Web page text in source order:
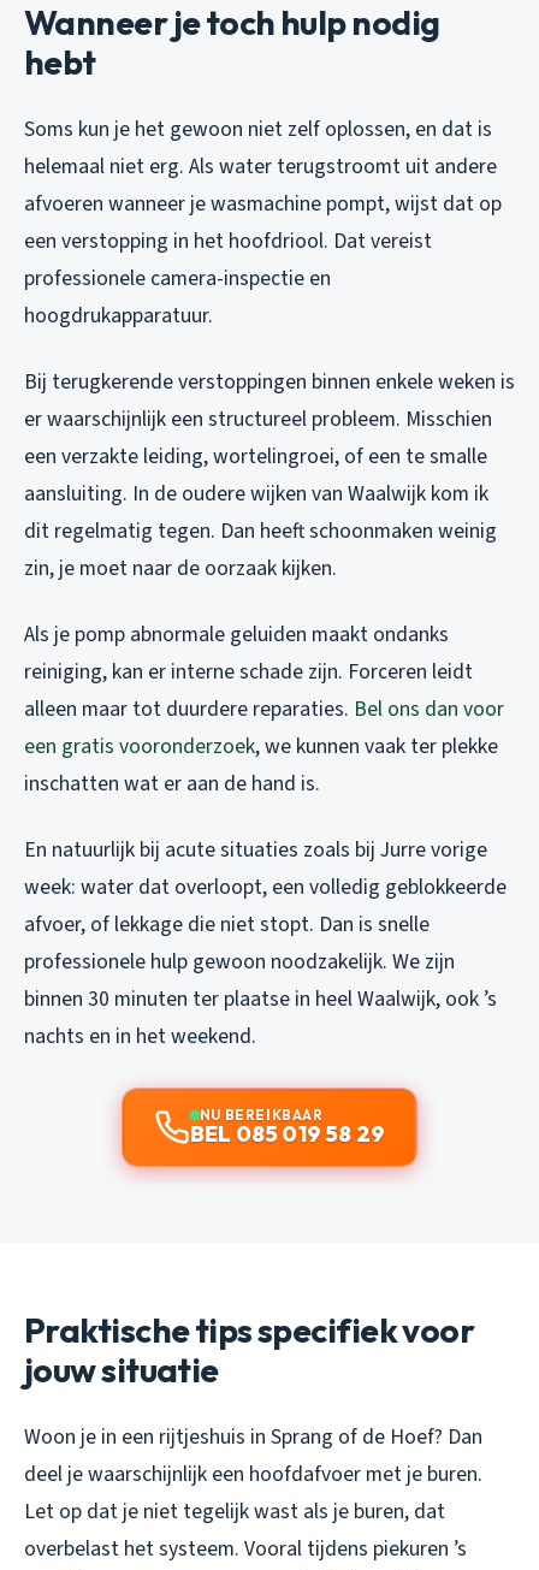
Wanneer je toch hulp nodig
hebt
Soms kun je het gewoon niet zelf oplossen, en dat is
helemaal niet erg. Als water terugstroomt uit andere
afvoeren wanneer je wasmachine pompt, wijst dat op
een verstopping in het hoofdriool. Dat vereist
professionele camera-inspectie en
hoogdrukapparatuur.
Bij terugkerende verstoppingen binnen enkele weken is
er waarschijnlijk een structureel probleem. Misschien
een verzakte leiding, wortelingroei, of een te smalle
aansluiting. In de oudere wijken van Waalwijk kom ik
dit regelmatig tegen. Dan heeft schoonmaken weinig
zin, je moet naar de oorzaak kijken.
Als je pomp abnormale geluiden maakt ondanks
reiniging, kan er interne schade zijn. Forceren leidt
alleen maar tot duurdere reparaties. Bel ons dan voor
een gratis vooronderzoek, we kunnen vaak ter plekke
inschatten wat er aan de hand is.
En natuurlijk bij acute situaties zoals bij Jurre vorige
week: water dat overloopt, een volledig geblokkeerde
afvoer, of lekkage die niet stopt. Dan is snelle
professionele hulp gewoon noodzakelijk. We zijn
binnen 30 minuten ter plaatse in heel Waalwijk, ook ’s
nachts en in het weekend.
NU BEREIKBAAR
BEL 085 019 58 29
Praktische tips specifiek voor
jouw situatie
Woon je in een rijtjeshuis in Sprang of de Hoef? Dan
deel je waarschijnlijk een hoofdafvoer met je buren.
Let op dat je niet tegelijk wast als je buren, dat
overbelast het systeem. Vooral tijdens piekuren ’s